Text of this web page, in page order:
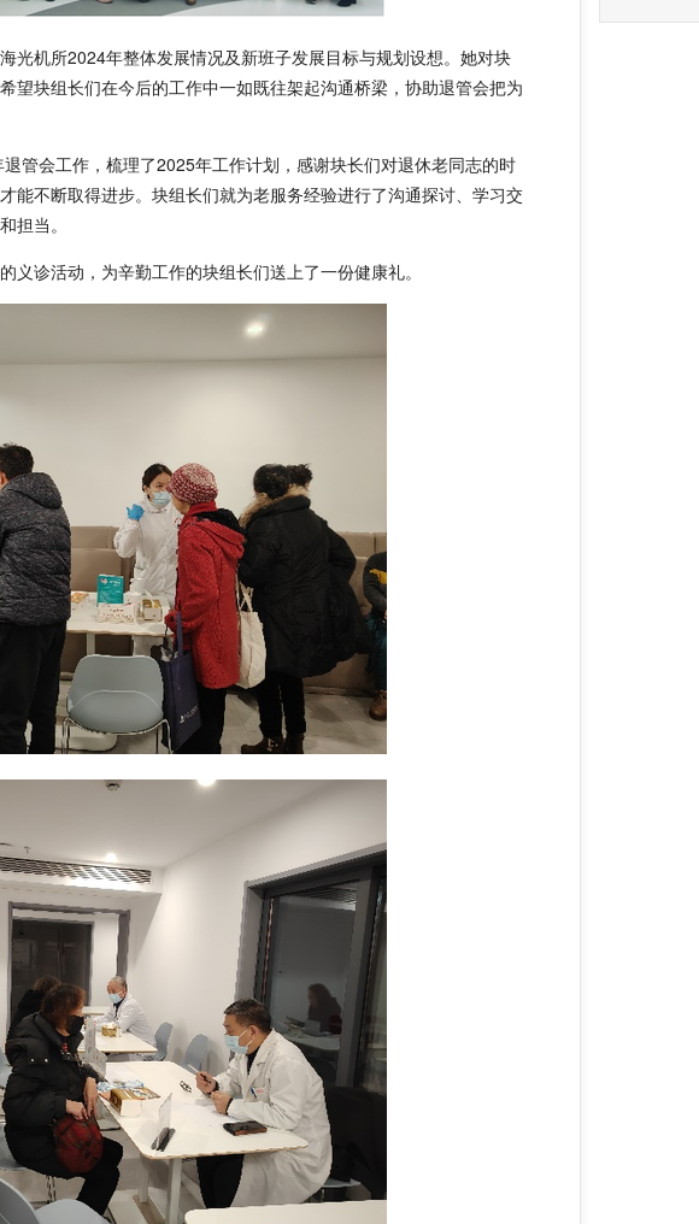
光机所2024年整体发展情况及新班子发展目标与规划设想。她对块
望块组长们在今后的工作中一如既往架起沟通桥梁，协助退管会把为
管会工作，梳理了2025年工作计划，感谢块长们对退休老同志的时
能不断取得进步。块组长们就为老服务经验进行了沟通探讨、学习交
担当。
义诊活动，为辛勤工作的块组长们送上了一份健康礼。